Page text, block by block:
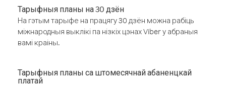
Тарыфныя планы на 30 дзён
На гэтым тарыфе на працягу 30 дзён можна рабіць
міжнародныя выклікі па нізкіх цэнах Viber у абраныя
вамі краіны.
Тарыфныя планы са штомесячнай абаненцкай
платай